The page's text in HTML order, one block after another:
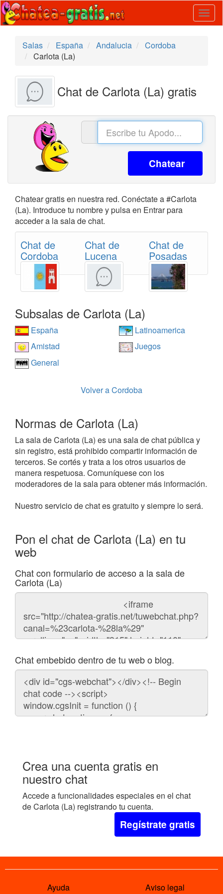
Salas
España Andalucia
Cordoba
Carlota (La)
Chat de Carlota (La) gratis
Chatear
Chatear gratis en nuestra red. Conéctate a #Carlota
(La). Introduce tu nombre y pulsa en Entrar para
acceder a la sala de chat.
Chat de
Cordoba
Chat de
Lucena
Chat de
Posadas
Subsalas de Carlota (La)
España
Latinoamerica
Amistad
Juegos
General
Volver a Cordoba
Normas de Carlota (La)
La sala de Carlota (La) es una sala de chat pública y
sin registro, está prohibido compartir información de
terceros. Se cortés y trata a los otros usuarios de
manera respetuosa. Comuníquese con los
moderadores de la sala para obtener más información.
Nuestro servicio de chat es gratuito y siempre lo será.
Pon el chat de Carlota (La) en tu
web
Chat con formulario de acceso a la sala de
Carlota (La)
Código
chat
Chat embebido dentro de tu web o blog.
Código
para
embeber
chat
Crea una cuenta gratis en
nuestro chat
Accede a funcionalidades especiales en el chat
de Carlota (La) registrando tu cuenta.
Regístrate gratis
Ayuda Aviso legal